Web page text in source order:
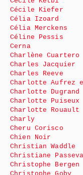
Cécile Kiefer
Célia Izoard
Célia Merckens
Céline Pessis
Cerna
Charlène Cuartero
Charles Jacquier
Charles Reeve
Charlotte Aufrez
Charlotte Dugrand
Charlotte Puiseux
Charlotte Rouault
Charly
Cheru Corisco
Chien Noir
Christian Waddle
Christiane
Christophe Bergen